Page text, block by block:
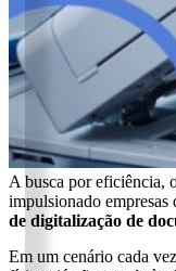
ECM
e
de
de
A busca por eficiência,
impulsionado empresas
de digitalização de
Em um cenário cada